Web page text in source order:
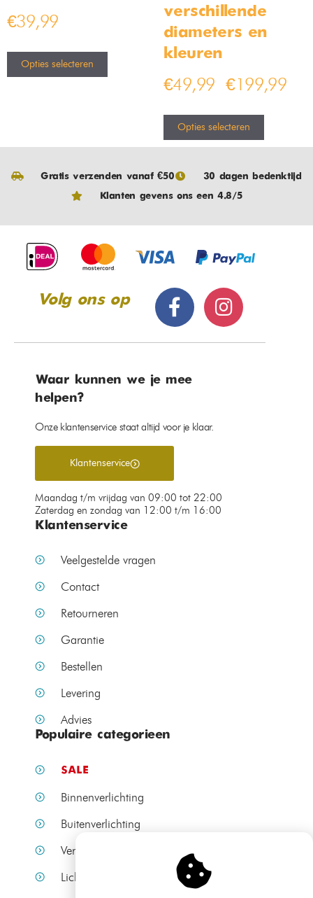
€39,99
Opties selecteren
verschillende
diameters en
kleuren
€49,99 –€199,99
Opties selecteren
Gratis verzenden vanaf €50
30 dagen bedenktijd
Klanten gevens ons een 4.8/5
Volg ons op
Waar kunnen we je mee
helpen?
Onze klantenservice staat altijd voor je klaar.
Klantenservice
Maandag t/m vrijdag van 09:00 tot 22:00
Zaterdag en zondag van 12:00 t/m 16:00
Klantenservice
Veelgestelde vragen
Contact
Retourneren
Garantie
Bestellen
Levering
Advies
Populaire categorieen
SALE
Binnenverlichting
Buitenverlichting
Verlichting per ruimte
Lichtbronnen